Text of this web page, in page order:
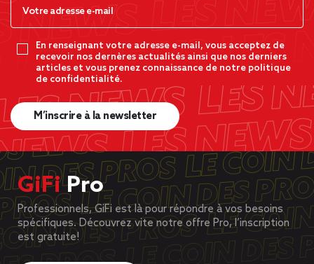
En renseignant votre adresse e-mail, vous acceptez de
recevoir nos dernères actualités ainsi que nos derniers
articles et vous prenez connaissance de notre politique
de confidentialité.
M’inscrire à la newsletter
GiFiPro
Professionnels, GiFi est là pour répondre à vos besoins
spécifiques. Découvrez vite notre offre Pro, l’inscription
est gratuite!